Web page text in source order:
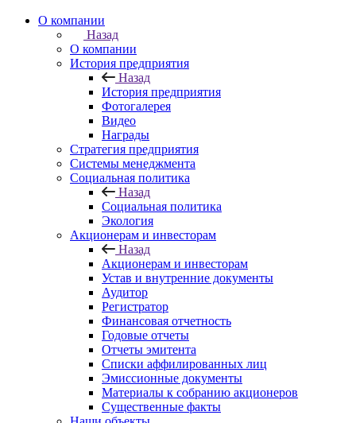
О компании
Назад
О компании
История предприятия
Назад
История предприятия
Фотогалерея
Видео
Награды
Стратегия предприятия
Системы менеджмента
Социальная политика
Назад
Социальная политика
Экология
Акционерам и инвесторам
Назад
Акционерам и инвесторам
Устав и внутренние документы
Аудитор
Регистратор
Финансовая отчетность
Годовые отчеты
Отчеты эмитента
Списки аффилированных лиц
Эмиссионные документы
Материалы к собранию акционеров
Существенные факты